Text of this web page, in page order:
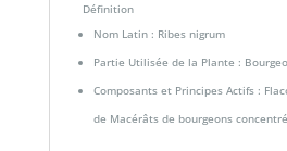
Définition
Nom Latin : Ribes nigrum
Partie Utilisée de la Plante :
Composants et Principes Actifs :
de Macérâts de bourgeons